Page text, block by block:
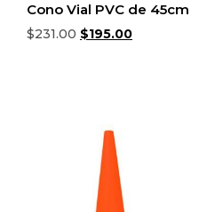
Cono Vial PVC de 45cm
$231.00 $195.00